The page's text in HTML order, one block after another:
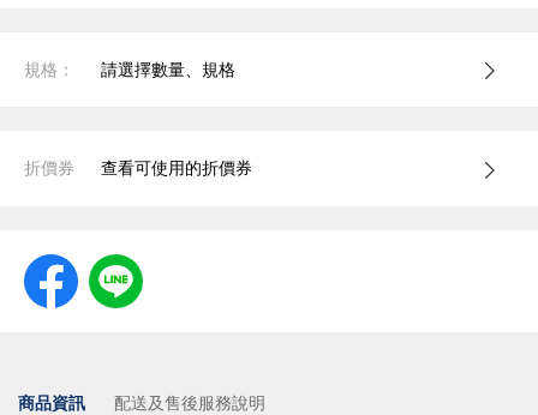
規格： 請選擇數量、規格
折價券 查看可使用的折價券
商品資訊 配送及售後服務說明